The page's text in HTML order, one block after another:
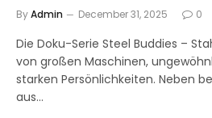
ByAdmin December 31, 2025 0
Die Doku-Serie Steel Buddies –
von großen Maschinen,
starken Persönlichkeiten. Neben
aus…